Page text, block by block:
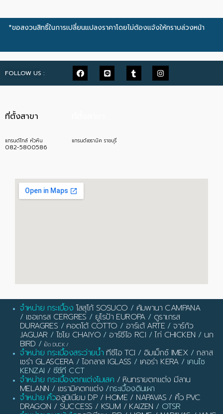
*ขอสงวนสิทธิ์ในการเปลี่ยนแปลงราคาโดยไม่ต้องแจ้งให้ทราบล่วงหน้า
FOLLOW US :
ที่ตั้งสาขา
แกรนด์ไทล์ หัวหิน
082-5800586
แกรนด์เซรามิค ราชบุรี
จำหน่าย กระเบื้อง โสสุโก้ SOSUCO / คัมพานา CAMPANA
/ เซอเกรส CERGRES / ยูโรป้า EUROPA/ ดูราเกรส
DURAGRES / คอตโต้ COTTO / อาร์เต้ ARTE /จาร์กัว
JAGUAR / ไชโย CHAIYO / อาร์ซีไอ RCI /ไก่ CHICKEN / นก
BIRD / เป็ด DUCK /
จำหน่าย กระเบื้องสระว่ายน้ำ ทีซีไอ TCI / อิมเม็กซ์ IMEX/ กลาส
เซร่า GLASCERA/ไอกลาส IGLASS / เคอร่า KERA/ เคนไซ
KENZAI / ซีซีที CCT
จำหน่าย กระเบื้องตกแต่งโมเสค / หินทรายตกแต่ง มีลาน
MELANN / เซรามิคตกแต่ง /กระเบื้องดินเผา
จำหน่าย คิ้วอลูมิเนียม DP / HOME / NAPAVAS / คิ้ว PVC
DRAGON / SUCCESS / KSUM / KAIZEN / OTSR